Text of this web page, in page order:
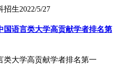
招生2022/5/27
国语言类大学高贡献学者排名第
类大学高贡献学者排名第一